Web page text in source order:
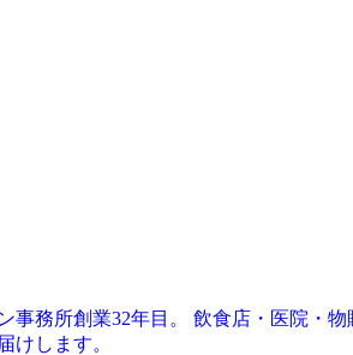
事務所創業32年目。 飲食店・医院・
けします。